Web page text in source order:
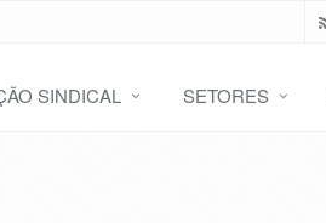
SINDICAL SETORES